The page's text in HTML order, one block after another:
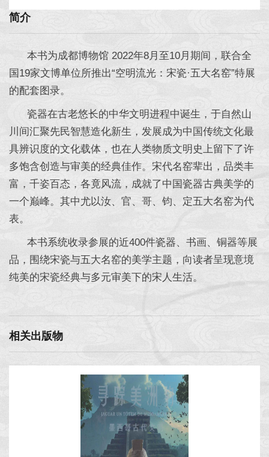
简介
本书为成都博物馆 2022年8月至10月期间，联合全
国19家文博单位所推出“空明流光：宋瓷·五大名窑”特展
的配套图录。
瓷器在古老悠长的中华文明进程中诞生，于自然山
川间汇聚先民智慧造化新生，发展成为中国传统文化最
具辨识度的文化载体，也在人类物质文明史上留下了许
多饱含创造与审美的经典佳作。宋代名窑辈出，品类丰
富，千姿百态，各竟风流，成就了中国瓷器古典美学的
一个巅峰。其中尤以汝、官、哥、钧、定五大名窑为代
表。
本书系统收录参展的近400件瓷器、书画、铜器等展
品，围绕宋瓷与五大名窑的美学主题，向读者呈现意境
纯美的宋瓷经典与多元审美下的宋人生活。
相关出版物